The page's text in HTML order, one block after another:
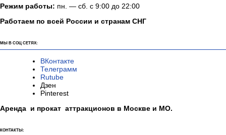
Режим работы: пн. — сб. с 9:00 до 22:00
Работаем по всей России и странам СНГ
МЫ В СОЦ СЕТЯХ:
ВКонтакте
Телеграмм
Rutube
Дзен
Pinterest
Аренда и прокат аттракционов в Москве и МО.
КОНТАКТЫ: